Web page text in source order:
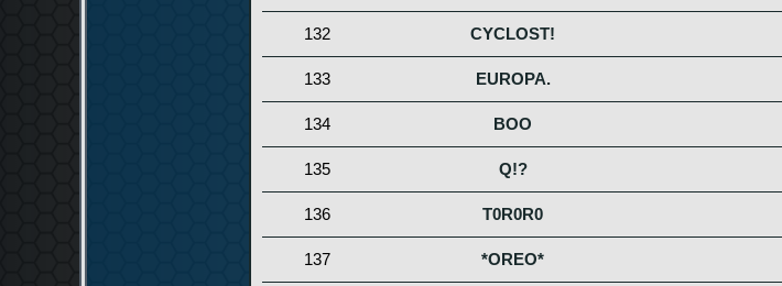
132 CYCLOST!
133 EUROPA.
134 BOO
135 Q!?
136 T0R0R0
137 *OREO*